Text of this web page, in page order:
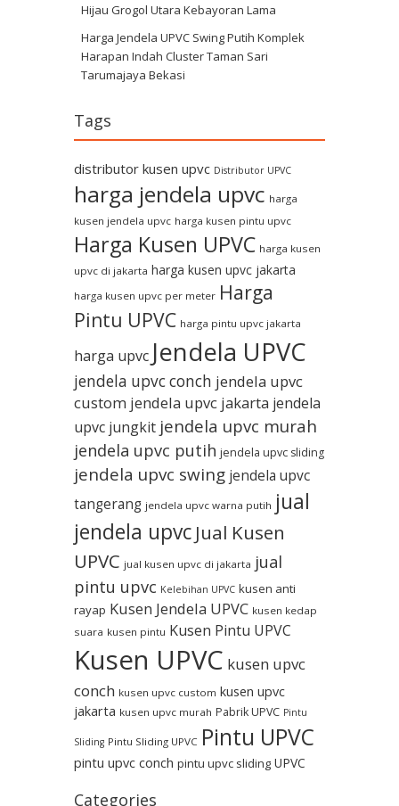
Hijau Grogol Utara Kebayoran Lama
Harga Jendela UPVC Swing Putih Komplek
Harapan Indah Cluster Taman Sari
Tarumajaya Bekasi
Tags
distributor kusen upvc Distributor UPVC
harga jendela upvc harga
kusen jendela upvc harga kusen pintu upvc
Harga Kusen UPVC harga kusen
upvc di jakarta harga kusen upvc jakarta
harga kusen upvc per meter Harga
Pintu UPVC harga pintu upvc jakarta
harga upvc Jendela UPVC
jendela upvc conch jendela upvc
custom jendela upvc jakarta jendela
upvc jungkit jendela upvc murah
jendela upvc putih jendela upvc sliding
jendela upvc swing jendela upvc
tangerang jendela upvc warna putih jual
jendela upvc Jual Kusen
UPVC jual kusen upvc di jakarta jual
pintu upvc Kelebihan UPVC kusen anti
rayap Kusen Jendela UPVC kusen kedap
suara kusen pintu Kusen Pintu UPVC
Kusen UPVC kusen upvc
conch kusen upvc custom kusen upvc
jakarta kusen upvc murah Pabrik UPVC Pintu
Sliding Pintu Sliding UPVC Pintu UPVC
pintu upvc conch pintu upvc sliding UPVC
Categories